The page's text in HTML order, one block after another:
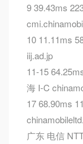
9 39.43ms
10 11.11ms
iij.ad.jp
11-15
海 I-C
17 68.90ms
广东 电信